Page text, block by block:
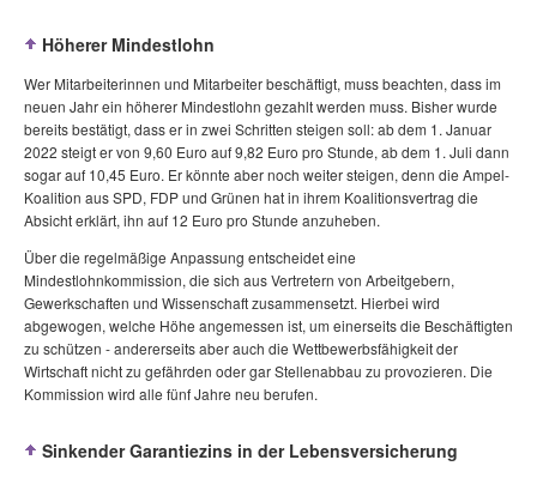
Höherer Mindestlohn
Wer Mitarbeiterinnen und Mitarbeiter beschäftigt, muss beachten, dass im
neuen Jahr ein höherer Mindestlohn gezahlt werden muss. Bisher wurde
bereits bestätigt, dass er in zwei Schritten steigen soll: ab dem 1. Januar
2022 steigt er von 9,60 Euro auf 9,82 Euro pro Stunde, ab dem 1. Juli dann
sogar auf 10,45 Euro. Er könnte aber noch weiter steigen, denn die Ampel-
Koalition aus SPD, FDP und Grünen hat in ihrem Koalitionsvertrag die
Absicht erklärt, ihn auf 12 Euro pro Stunde anzuheben.
Über die regelmäßige Anpassung entscheidet eine
Mindestlohnkommission, die sich aus Vertretern von Arbeitgebern,
Gewerkschaften und Wissenschaft zusammensetzt. Hierbei wird
abgewogen, welche Höhe angemessen ist, um einerseits die Beschäftigten
zu schützen - andererseits aber auch die Wettbewerbsfähigkeit der
Wirtschaft nicht zu gefährden oder gar Stellenabbau zu provozieren. Die
Kommission wird alle fünf Jahre neu berufen.
Sinkender Garantiezins in der Lebensversicherung